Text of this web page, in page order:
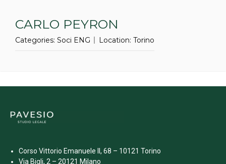
CARLO PEYRON
Categories: Soci ENG Location: Torino
Corso Vittorio Emanuele II, 68 – 10121 Torino
Via Bigli, 2 – 20121 Milano